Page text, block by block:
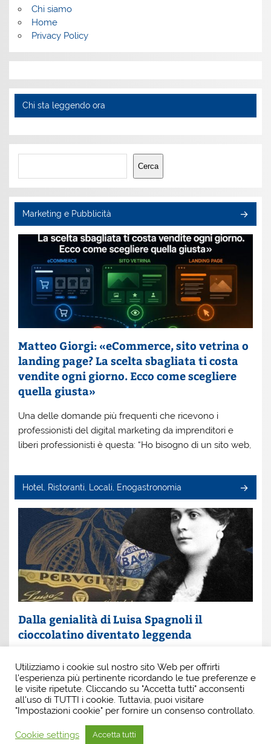
Chi siamo
Home
Privacy Policy
Chi sta leggendo ora
Cerca
Cerca
Marketing e Pubblicità
Matteo Giorgi: «eCommerce, sito vetrina o
landing page? La scelta sbagliata ti costa
vendite ogni giorno. Ecco come scegliere
quella giusta»
Una delle domande più frequenti che ricevono i
professionisti del digital marketing da imprenditori e
liberi professionisti è questa: “Ho bisogno di un sito web,
Hotel, Ristoranti, Locali, Enogastronomia
Dalla genialità di Luisa Spagnoli il
cioccolatino diventato leggenda
Spagnoli. È lei la donna che, con intuito e coraggio, ha
scritto una pagina indimenticabile della
Utilizziamo i cookie sul nostro sito Web per offrirti
l'esperienza più pertinente ricordando le tue preferenze e
le visite ripetute. Cliccando su "Accetta tutti" acconsenti
all'uso di TUTTI i cookie. Tuttavia, puoi visitare
"Impostazioni cookie" per fornire un consenso controllato.
Cookie settings Accetta tutti